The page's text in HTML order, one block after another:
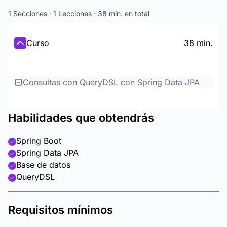
1 Secciones · 1 Lecciones · 38 min. en total
Curso 38 min.
Consultas con QueryDSL con Spring Data JPA
Habilidades que obtendrás
Spring Boot
Spring Data JPA
Base de datos
QueryDSL
Requisitos mínimos